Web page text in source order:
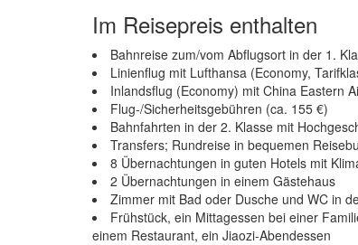
Im Reisepreis enthalten
Bahnreise zum/vom Abflugsort in der 1.
Linienflug mit Lufthansa (Economy,
Inlandsflug (Economy) mit China Eastern
Flug-/Sicherheitsgebühren (ca. 155 €)
Bahnfahrten in der 2. Klasse mit
Transfers; Rundreise in bequemen
8 Übernachtungen in guten Hotels mit
2 Übernachtungen in einem Gästehaus
Zimmer mit Bad oder Dusche und WC in
Frühstück, ein Mittagessen bei einer
einem Restaurant, ein Jiaozi-Abendessen